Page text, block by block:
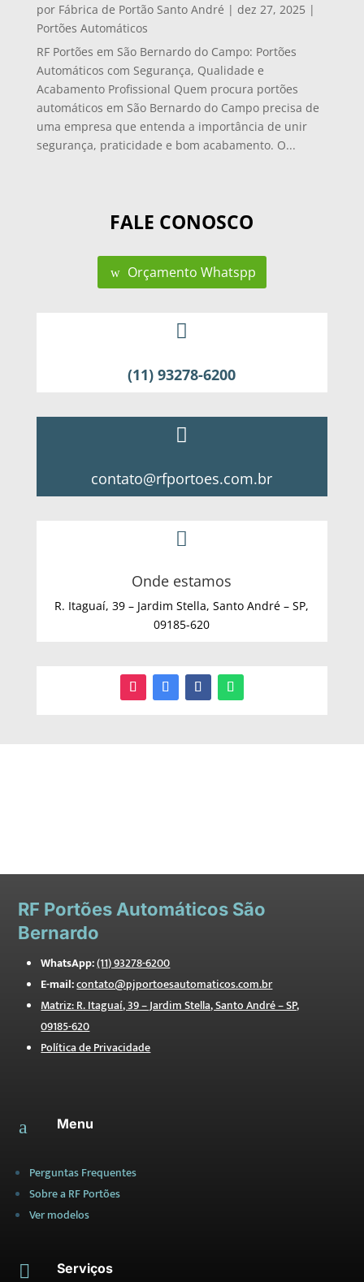
por Fábrica de Portão Santo André | dez 27, 2025 |
Portões Automáticos
RF Portões em São Bernardo do Campo: Portões
Automáticos com Segurança, Qualidade e
Acabamento Profissional Quem procura portões
automáticos em São Bernardo do Campo precisa de
uma empresa que entenda a importância de unir
segurança, praticidade e bom acabamento. O...
FALE CONOSCO
Orçamento Whatspp

(11) 93278-6200

contato@rfportoes.com.br

Onde estamos
R. Itaguaí, 39 – Jardim Stella, Santo André – SP,
09185-620
RF Portões Automáticos São
Bernardo
WhatsApp:(11) 93278-6200
E-mail:contato@pjportoesautomaticos.com.br
Matriz: R. Itaguaí, 39 – Jardim Stella, Santo André – SP,
09185-620
Política de Privacidade
a Menu
Perguntas Frequentes
Sobre a RF Portões
Ver modelos
 Serviços